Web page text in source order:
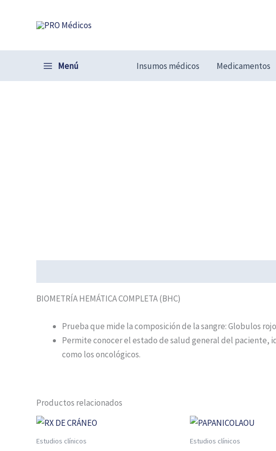
Menú Insumos médicos Medicamentos
BIOMETRÍA HEMÁTICA COMPLETA (BHC)
Prueba que mide la composición de la sangre: Globulos
Permite conocer el estado de salud general del paciente,
como los oncológicos.
Productos relacionados
Estudios clínicos Estudios clínicos